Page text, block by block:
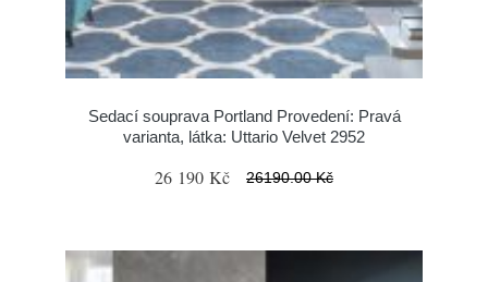
Sedací souprava Portland Provedení: Pravá
varianta, látka: Uttario Velvet 2952
26 190 Kč 26190.00 Kč